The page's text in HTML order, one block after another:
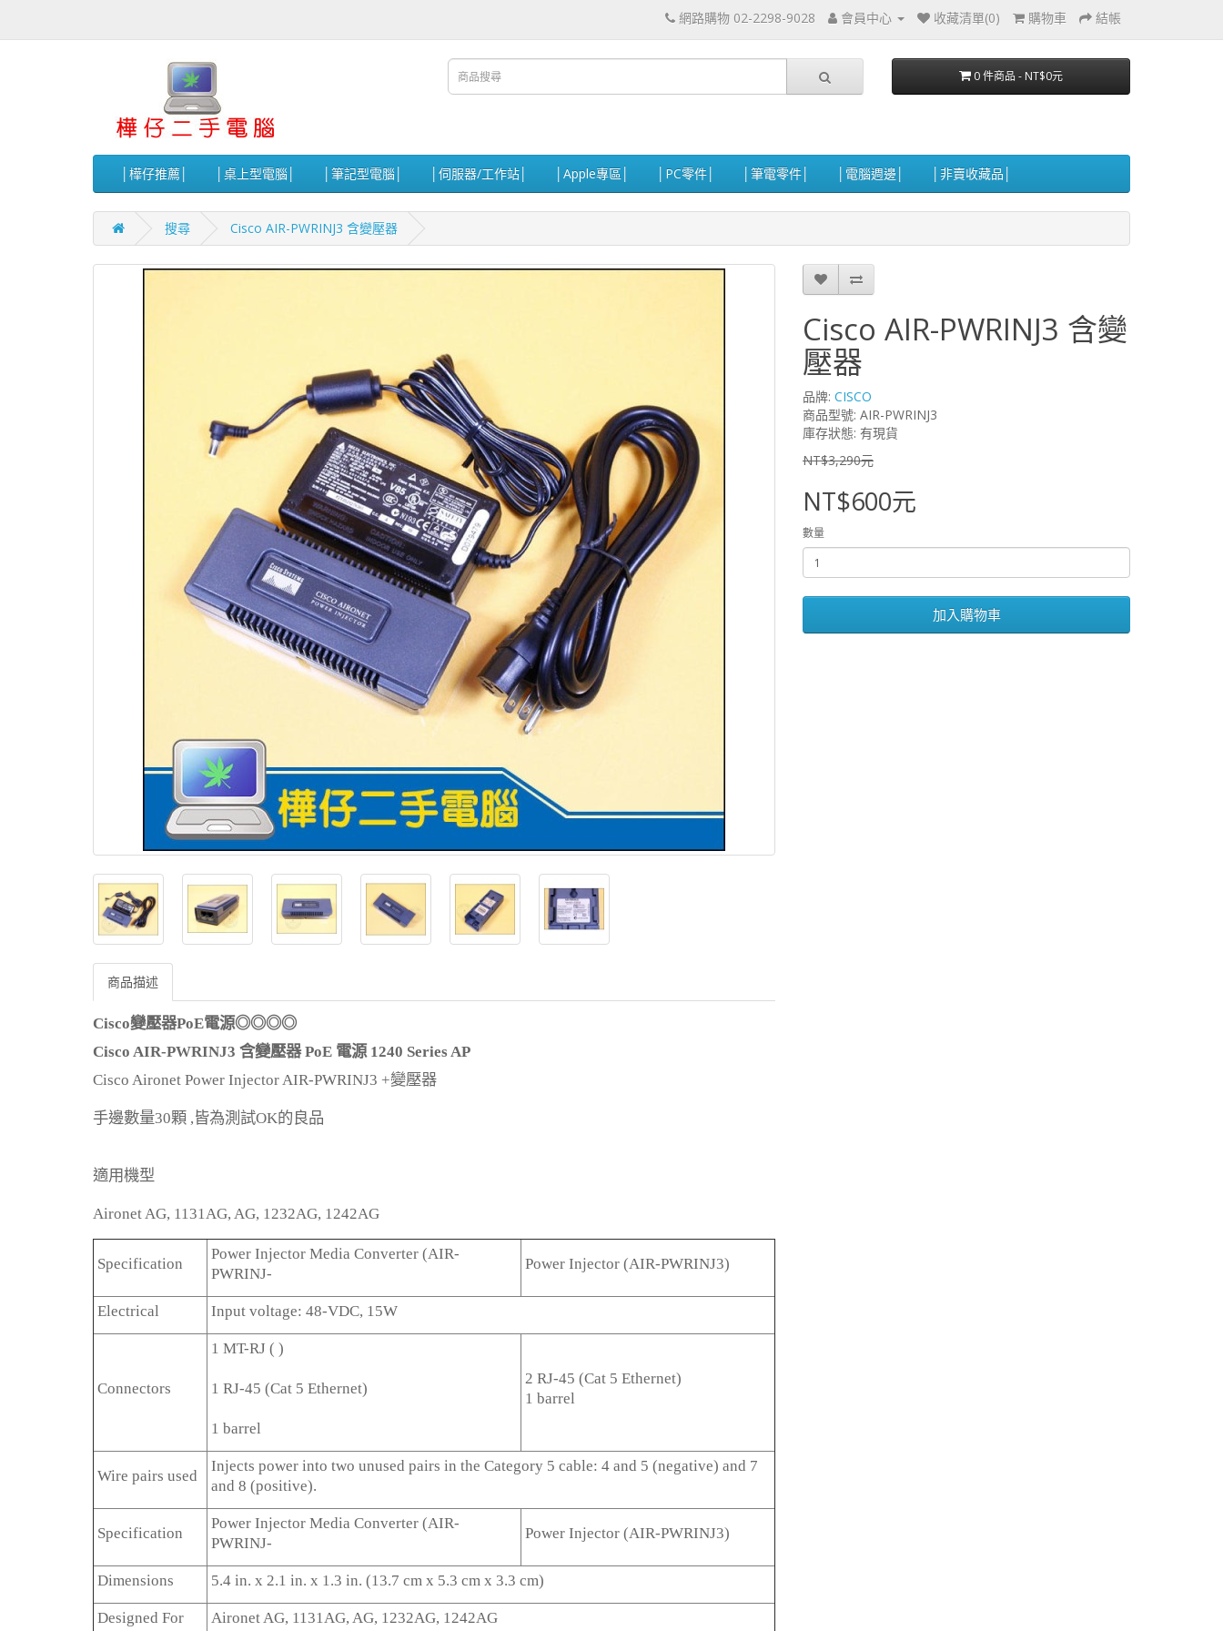
網路購物 02-2298-9028 會員中心 收藏清單(0) 購物車 結帳
0 件商品 - NT$0元
│樺仔推薦│ │桌上型電腦│ │筆記型電腦│ │伺服器/工作站│ │Apple專區│ │PC零件│ │筆電零件│ │電腦週邊│ │非賣收藏品│
搜尋 Cisco AIR-PWRINJ3 含變壓器
商品描述
Cisco變壓器PoE電源◎◎◎◎
Cisco AIR-PWRINJ3 含變壓器PoE 電源 1240 Series AP
Cisco Aironet Power Injector AIR-PWRINJ3 +變壓器
手邊數量30顆 ,皆為測試OK的良品
適用機型
Aironet AG, 1131AG, AG, 1232AG, 1242AG
Specification
Power Injector Media Converter (AIR-
PWRINJ-
Power Injector (AIR-PWRINJ3)
Electrical Input voltage: 48-VDC, 15W
Connectors
1 MT-RJ ( )
1 RJ-45 (Cat 5 Ethernet)
1 barrel
2 RJ-45 (Cat 5 Ethernet)
1 barrel
Wire pairs used
Injects power into two unused pairs in the Category 5 cable: 4 and 5 (negative) and 7
and 8 (positive).
Specification
Power Injector Media Converter (AIR-
PWRINJ-
Power Injector (AIR-PWRINJ3)
Dimensions 5.4 in. x 2.1 in. x 1.3 in. (13.7 cm x 5.3 cm x 3.3 cm)
Designed For Aironet AG, 1131AG, AG, 1232AG, 1242AG
Cisco AIR-PWRINJ3 含變
壓器
品牌: CISCO
商品型號: AIR-PWRINJ3
庫存狀態: 有現貨
NT$3,290元
NT$600元
數量
加入購物車